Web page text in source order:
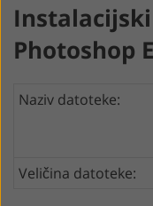
Photoshop
Naziv datoteke:
Veličina datoteke: